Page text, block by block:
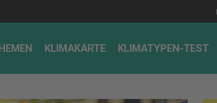
KLIMAKARTE KLIMATYPEN-TEST